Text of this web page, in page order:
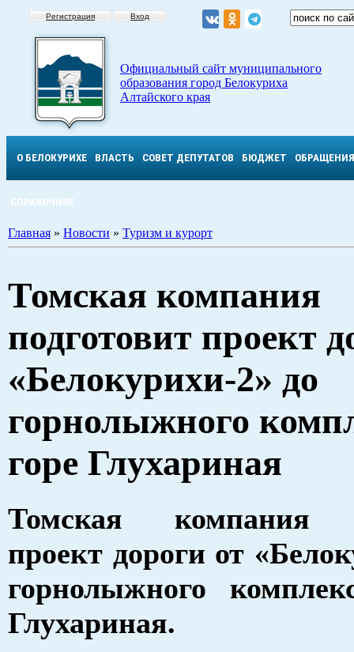
Регистрация Вход
Официальный сайт муниципального
образования город Белокуриха
Алтайского края
О БЕЛОКУРИХЕ ВЛАСТЬ СОВЕТ ДЕПУТАТОВ БЮДЖЕТ ОБРАЩЕНИЯ
СПРАВОЧНОЕ
Главная » Новости » Туризм и курорт
Томская компания
подготовит проект
«Белокурихи-2» до
горнолыжного
горе Глухариная
Томская компания
проект дороги от
горнолыжного
Глухариная.